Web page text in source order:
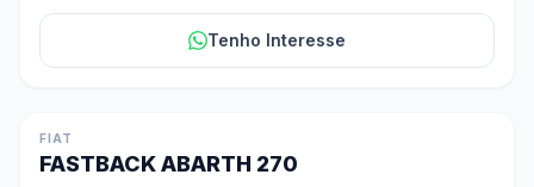
Tenho Interesse
★ DESTAQUE
FIAT
FASTBACK ABARTH 270